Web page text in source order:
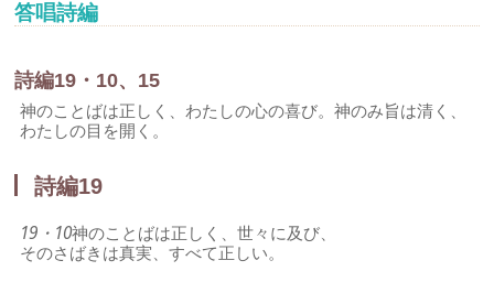
答唱詩編
詩編19・10、15
神のことばは正しく、わたしの心の喜び。神のみ旨は清く、
わたしの目を開く。
詩編19
19・10神のことばは正しく、世々に及び、
そのさばきは真実、すべて正しい。